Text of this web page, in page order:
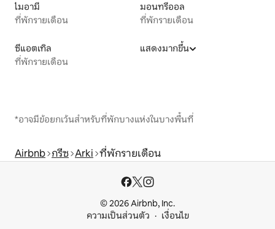
ไมอามี
ที่พักรายเดือน
มอนทรีออล
ที่พักรายเดือน
ซีแอตเทิล
ที่พักรายเดือน
แสดงมากขึ้น
*อาจมีข้อยกเว้นสำหรับที่พักบางแห่งในบางพื้นที่
Airbnb กรีซ Arki ที่พักรายเดือน
© 2026 Airbnb, Inc.
ความเป็นส่วนตัว
เงื่อนไข